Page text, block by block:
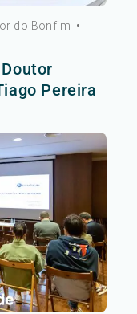
do Bonfim •
Pereira